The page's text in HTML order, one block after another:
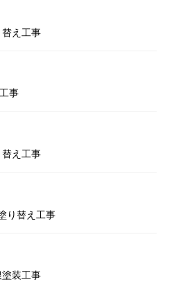
え工事
事
え工事
り替え工事
装工事